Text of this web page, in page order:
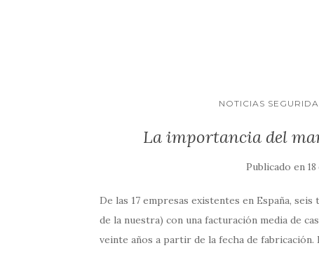
NOTICIAS
La importancia del
Publicado en
De las 17 empresas existentes en España,
de la nuestra) con una facturación media de
veinte años a partir de la fecha de